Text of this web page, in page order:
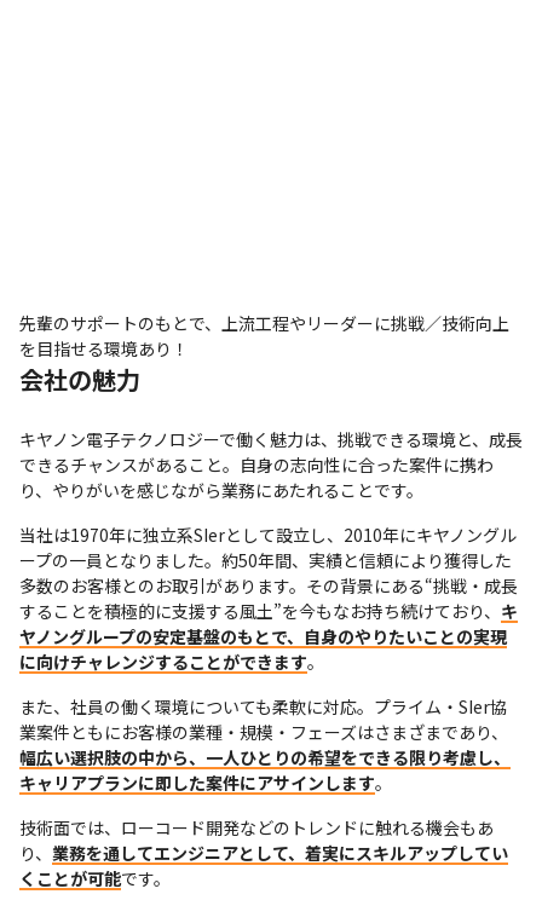
先輩のサポートのもとで、上流工程やリーダーに挑戦／技術向上
を目指せる環境あり！
会社の魅力
キヤノン電子テクノロジーで働く魅力は、挑戦できる環境と、成長
できるチャンスがあること。自身の志向性に合った案件に携わ
り、やりがいを感じながら業務にあたれることです。
当社は1970年に独立系SIerとして設立し、2010年にキヤノングル
ープの一員となりました。約50年間、実績と信頼により獲得した
多数のお客様とのお取引があります。その背景にある“挑戦・成長
することを積極的に支援する風土”を今もなお持ち続けており、 キ
ヤノングループの安定基盤のもとで、自身のやりたいことの実現
に向けチャレンジすることができます。
また、社員の働く環境についても柔軟に対応。プライム・SIer協
業案件ともにお客様の業種・規模・フェーズはさまざまであり、
幅広い選択肢の中から、一人ひとりの希望をできる限り考慮し、
キャリアプランに即した案件にアサインします。
技術面では、ローコード開発などのトレンドに触れる機会もあ
り、 業務を通してエンジニアとして、着実にスキルアップしてい
くことが可能です。